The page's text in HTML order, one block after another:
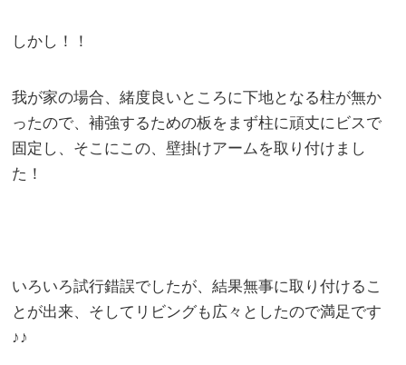
しかし！！
我が家の場合、緒度良いところに下地となる柱が無か
ったので、補強するための板をまず柱に頑丈にビスで
固定し、そこにこの、壁掛けアームを取り付けまし
た！
いろいろ試行錯誤でしたが、結果無事に取り付けるこ
とが出来、そしてリビングも広々としたので満足です
♪♪